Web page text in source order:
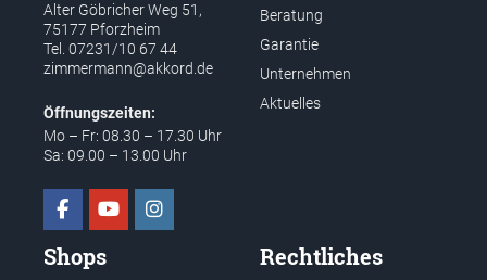
Alter Göbricher Weg 51,
75177 Pforzheim
Tel. 07231/10 67 44
zimmermann@akkord.de
Öffnungszeiten:
Mo – Fr: 08.30 – 17.30 Uhr
Sa: 09.00 – 13.00 Uhr
Beratung
Garantie
Unternehmen
Aktuelles
Shops Rechtliches